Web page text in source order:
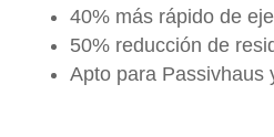
40% más rápido de
50% reducción de
Apto para Passivhaus